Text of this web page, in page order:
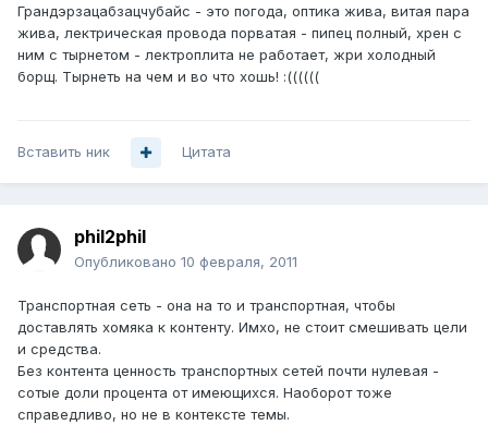
Грандэрзацабзацчубайс - это погода, оптика жива, витая пара
жива, лектрическая провода порватая - пипец полный, хрен с
ним с тырнетом - лектроплита не работает, жри холодный
борщ. Тырнеть на чем и во что хошь! :((((((
Вставить ник Цитата
phil2phil
Опубликовано 10 февраля, 2011
Транспортная сеть - она на то и транспортная, чтобы
доставлять хомяка к контенту. Имхо, не стоит смешивать цели
и средства.
Без контента ценность транспортных сетей почти нулевая -
сотые доли процента от имеющихся. Наоборот тоже
справедливо, но не в контексте темы.